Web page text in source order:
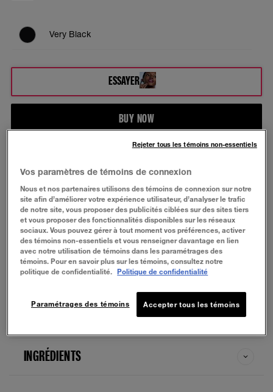
Very Black
ESSAYER
BUY NOW
À PROPOS
Le mascara hydrofuge The Falsies® Volum'
Express® crée des cils plus percutants pour un look
glamour. La formule sans grumeaux permet
d'obtenir des cils plus longs, plus volumineux et plus
fournis pour un look spectaculaire.
BIENFAITS
INGRÉDIENTS
Vos paramètres de témoins de connexion
Nous et nos partenaires utilisons des témoins de connexion sur notre
site afin d’améliorer votre expérience utilisateur, d’analyser le trafic
de notre site, vous proposer des publicités ciblées sur des sites tiers
et vous proposer des fonctionnalités disponibles sur les réseaux
sociaux. Vous pouvez gérer à tout moment vos préférences, activer
des témoins non-essentiels et vous renseigner davantage en lien
avec notre utilisation de témoins dans les paramétrages des
témoins. Pour en savoir plus sur les témoins, consultez notre
politique de confidentialité.
Politique de confidentialité
Accepter tous les témoins
Paramétrages des témoins
Rejeter tous les témoins non-essentiels